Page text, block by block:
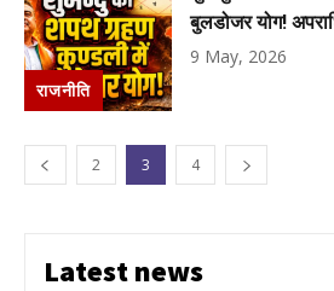
राजनीति
बुलडोजर योग!
9 May, 2026
2 3 4
Latest news